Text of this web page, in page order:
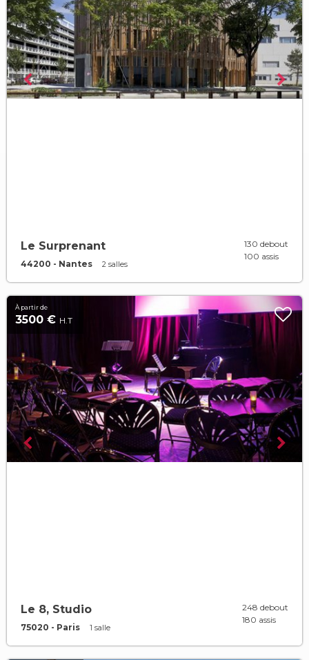
Le Surprenant
44200 - Nantes 2 salles
130 debout
100 assis
À partir de
3500 € H.T
Le 8, Studio
75020 - Paris 1 salle
248 debout
180 assis